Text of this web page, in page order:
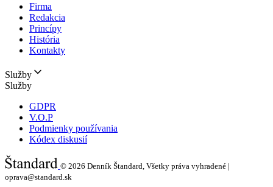
Firma
Redakcia
Princípy
História
Kontakty
Služby
Služby
GDPR
V.O.P
Podmienky používania
Kódex diskusií
© 2026 Denník Štandard, Všetky práva vyhradené |
oprava@standard.sk